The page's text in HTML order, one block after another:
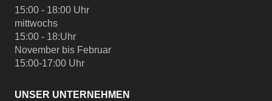
15:00 - 18:00 Uhr
mittwochs
15:00 - 18:Uhr
November bis Februar
15:00-17:00 Uhr
UNSER UNTERNEHMEN